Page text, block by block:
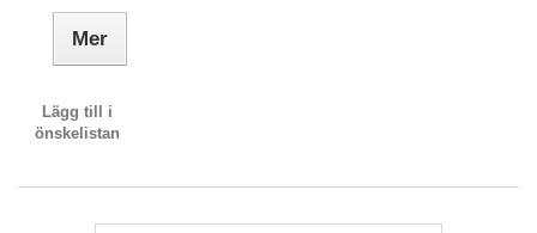
Mer
Lägg till i
önskelistan